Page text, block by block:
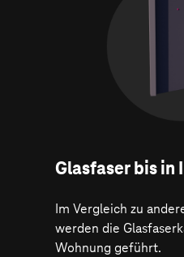
Glasfaser bis in
Im Vergleich zu
werden die
Wohnung geführt.